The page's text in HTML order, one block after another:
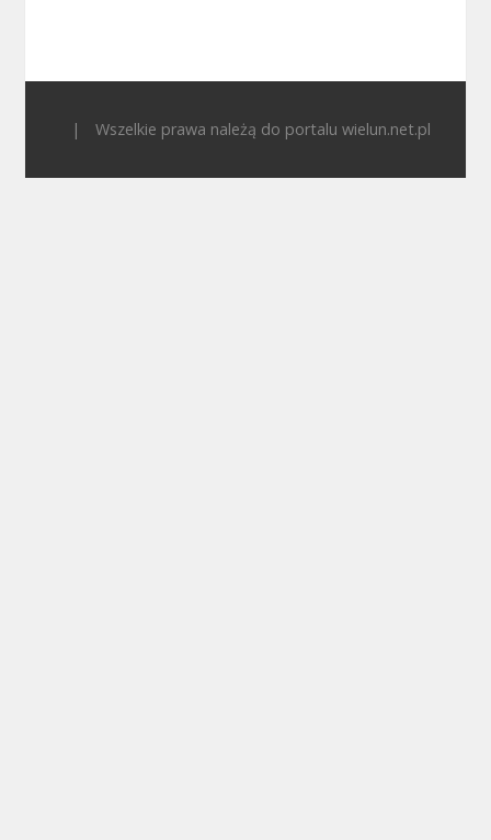
| Wszelkie prawa należą do portalu wielun.net.pl